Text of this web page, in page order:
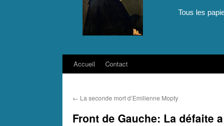
Tous les
Aller
contenu
Accueil Contact
← La seconde mort d’Emilienne Mopty
Front de Gauche: La défaite